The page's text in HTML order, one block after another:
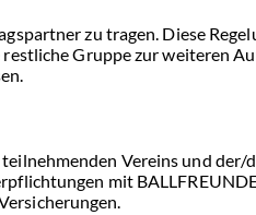
zu tragen. Diese
Gruppe zur weiteren
Vereins und
mit